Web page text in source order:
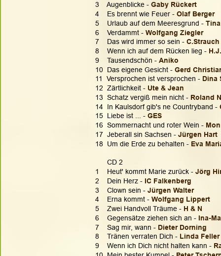
3    Augenblicke - Gaby Rückert
4    Es brennt wie Feuer - Olaf Berger
5    Urlaub auf dem Meeresgrund - Tina
6    Verdammt - Wolfgang Ziegler
7    Das wird immer so sein -
8    Wenn ich auf dem Rücken lieg -
9    Tausendschön - Aniko
10  Das eigene Gesicht - Gerd
11  Versprochen ist versprochen - Dina
12  Zärtlichkeit - Ute & Jean
13  Schatz vergiß mein nicht - Roland
14  In Kaulsdorf gib's ne Countryband -
15  Liebe ist ... - GES
16  Sommernacht und roter Wein -
17  Jeberall sin Sachsen - Jürgen Hart
18  Um die Erde zu behalten - Eva
      CD 2
1    Heut' kommt Marie zurück - Jörg
2    Dein Herz - IC Falkenberg
3    Clown sein - Jürgen Walter
4    Erna kommt - Wolfgang Lippert
5    Zwei Handvoll Träume - H & N
6    Gegensätze ziehen sich an - Ina-
7    Sag mir, wann - Dieter Dorning
8    Tränen verraten Dich - Linda Feller
9    Wenn ich Dich nicht halten kann -